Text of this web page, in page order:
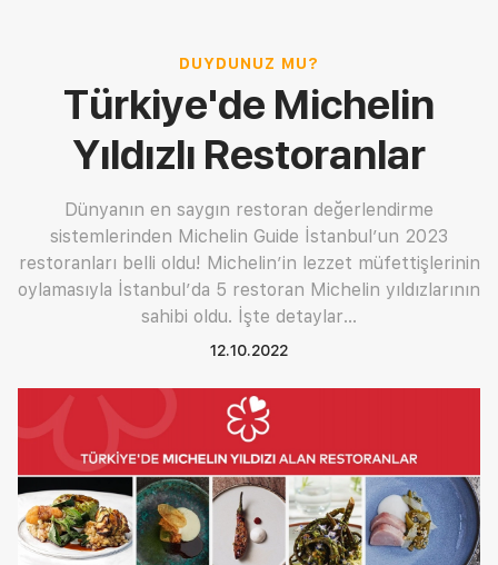
DUYDUNUZ MU?
Türkiye'de Michelin
Yıldızlı Restoranlar
Dünyanın en saygın restoran değerlendirme
sistemlerinden Michelin Guide İstanbul’un 2023
restoranları belli oldu! Michelin’in lezzet müfettişlerinin
oylamasıyla İstanbul’da 5 restoran Michelin yıldızlarının
sahibi oldu. İşte detaylar...
12.10.2022